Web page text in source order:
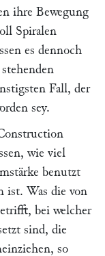
ihre Bewegung
Spiralen
es dennoch
Fall, der
sey.
wie viel
benutzt
ist. Was die von
bei welcher
sind, die
so